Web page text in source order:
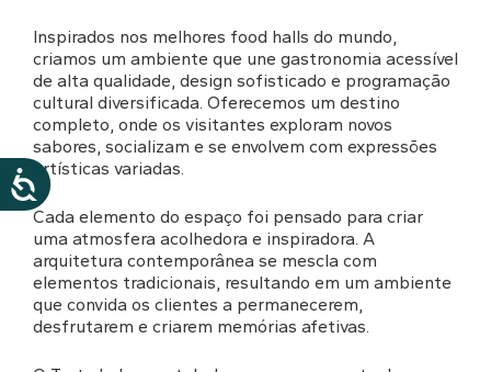
Inspirados nos melhores food halls do mundo,
criamos um ambiente que une gastronomia acessível
de alta qualidade, design sofisticado e programação
cultural diversificada. Oferecemos um destino
completo, onde os visitantes exploram novos
sabores, socializam e se envolvem com expressões
artísticas variadas.
Cada elemento do espaço foi pensado para criar
uma atmosfera acolhedora e inspiradora. A
arquitetura contemporânea se mescla com
elementos tradicionais, resultando em um ambiente
que convida os clientes a permanecerem,
desfrutarem e criarem memórias afetivas.